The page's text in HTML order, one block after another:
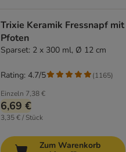
Trixie Keramik Fressnapf mit
Pfoten
Sparset: 2 x 300 ml, Ø 12 cm
Einzeln 7,38 €
6,69 €
3,35 € / Stück
Rating: 4.7/5 (1165)
Zum Warenkorb